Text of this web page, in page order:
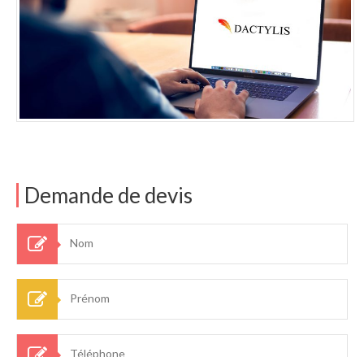
Demande de devis